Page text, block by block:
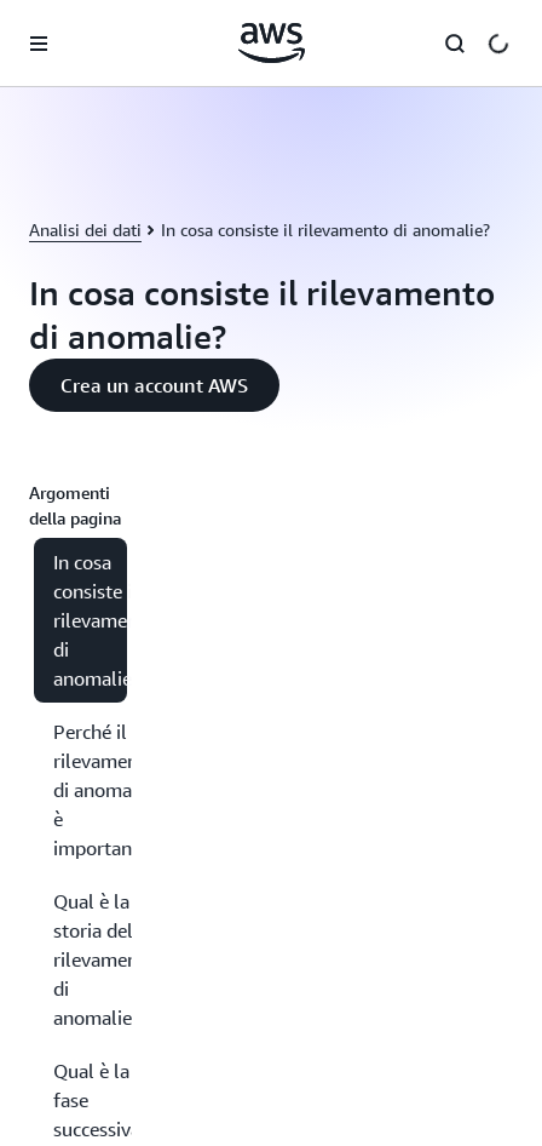
Analisi dei dati In cosa consiste il rilevamento di anomalie?
In cosa consiste il rilevamento
di anomalie?
Crea un account AWS
Argomenti
della pagina
In cosa
consiste il
rilevamento
di
anomalie?
Perché il
rilevamento
di anomalie
è
importante?
Qual è la
storia del
rilevamento
di
anomalie?
Qual è la
fase
successiva